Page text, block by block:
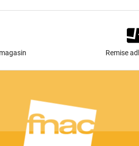
Remise